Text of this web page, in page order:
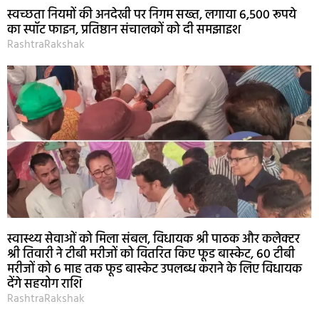
स्वच्छता नियमों की अनदेखी पर निगम सख्त, लगाया 6,500 रूपये
का स्पॉट फाइन, प्रतिष्ठान संचालकों को दी समझाइश
RashtraRakshak
स्वास्थ्य सेवाओं को मिला संबल, विधायक श्री पाठक और कलेक्टर
श्री तिवारी ने टीबी मरीजों को वितरित किए फूड बास्केट, 60 टीबी
मरीजों को 6 माह तक फूड बास्केट उपलब्ध कराने के लिए विधायक
देंगे सहयोग राशि
RashtraRakshak